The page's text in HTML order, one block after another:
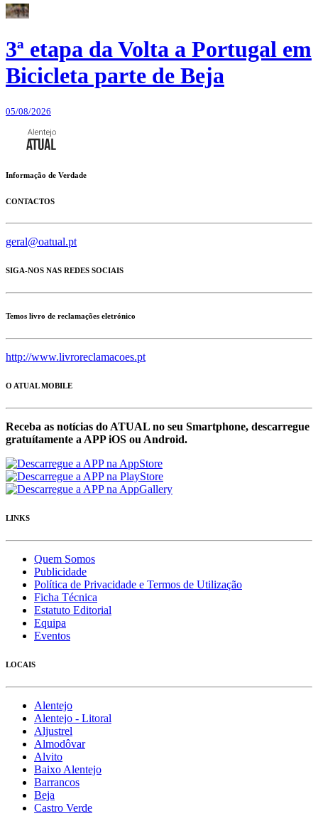
3ª etapa da Volta a Portugal em
Bicicleta parte de Beja
05/08/2026
Informação de Verdade
CONTACTOS
geral@oatual.pt
SIGA-NOS NAS REDES SOCIAIS
Temos livro de reclamações eletrónico
http://www.livroreclamacoes.pt
O ATUAL MOBILE
Receba as notícias do ATUAL no seu Smartphone, descarregue
gratuítamente a APP iOS ou Android.
LINKS
Quem Somos
Publicidade
Política de Privacidade e Termos de Utilização
Ficha Técnica
Estatuto Editorial
Equipa
Eventos
LOCAIS
Alentejo
Alentejo - Litoral
Aljustrel
Almodôvar
Alvito
Baixo Alentejo
Barrancos
Beja
Castro Verde